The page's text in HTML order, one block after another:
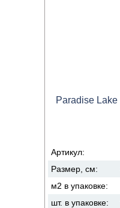
Paradise
Артикул:
Размер, см:
м2 в упаковке:
шт. в упаковке: